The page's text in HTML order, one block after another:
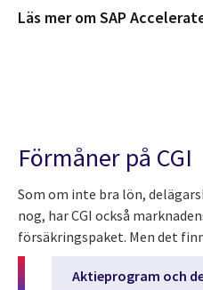
Läs mer om SAP
Förmåner på CGI
Som om inte bra lön,
nog, har CGI också
försäkringspaket. Men det
Aktieprogram och